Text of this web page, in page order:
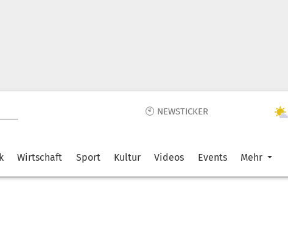
🕙 NEWSTICKER
Wirtschaft Sport Kultur Videos Events Mehr